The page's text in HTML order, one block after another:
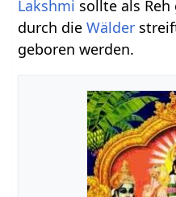
Lakshmi sollte als
durch dieWälder
geboren werden.